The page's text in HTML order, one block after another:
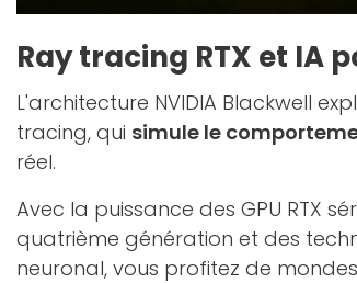
Ray tracing RTX et IA
L'architecture NVIDIA Blackwell
tracing, qui simule le
réel.
Avec la puissance des GPU RTX
quatrième génération et des
neuronal, vous profitez de